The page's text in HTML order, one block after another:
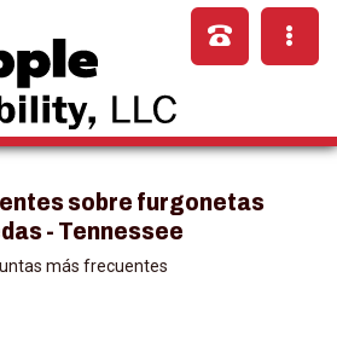
sobre furgonetas
- Tennessee
más frecuentes